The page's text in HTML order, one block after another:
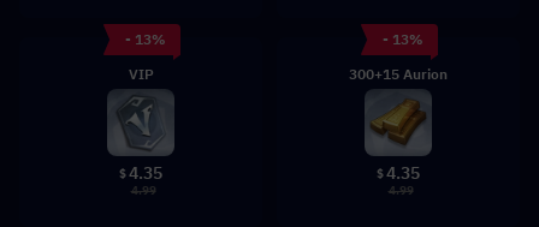
- 13%
VIP
$4.35
4.99
- 13%
300+15 Aurion
$4.35
4.99